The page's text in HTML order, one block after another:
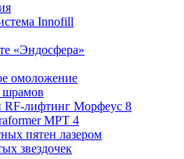
Innofill
«Эндосфера»
омоложение
шрамов
RF-лифтинг Морфеус 8
MPT 4
пятен лазером
звездочек